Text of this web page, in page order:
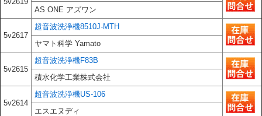
AS ONE アズワン
5v2617
超音波洗浄機8510J-MTH
ヤマト科学 Yamato
5v2615
超音波洗浄機F83B
積水化学工業株式会社
5v2614
超音波洗浄機US-106
エスエヌディ